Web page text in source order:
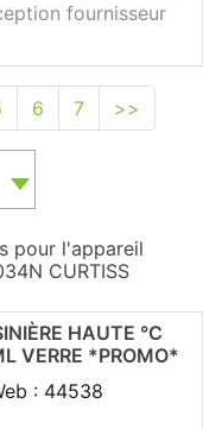
fournisseur
6 7 >>
pour l'appareil
CURTISS
HAUTE °C
VERRE *PROMO*
: 44538